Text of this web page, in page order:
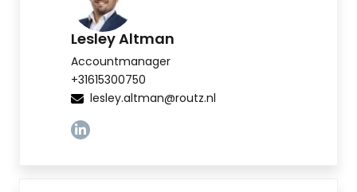
Lesley Altman
Accountmanager
+31615300750
lesley.altman@routz.nl
Linkedin